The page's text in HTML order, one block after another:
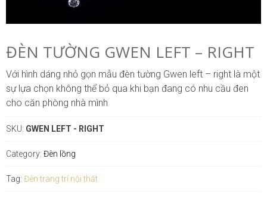
ĐÈN TƯỜNG GWEN LEFT – RIGHT
Với hình dáng nhỏ gọn mẫu đèn tường Gwen left – right là một
sự lựa chọn không thể bỏ qua khi bạn đang có nhu cầu đen
cho căn phòng nhà mình
SKU: GWEN LEFT - RIGHT
Category: Đèn lồng
Tag: Đèn trang trí nội thất